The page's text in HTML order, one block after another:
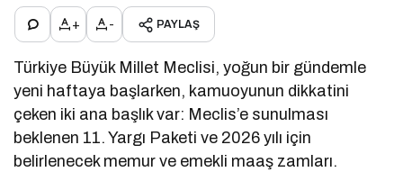
+ - PAYLAŞ
Türkiye Büyük Millet Meclisi, yoğun bir gündemle
yeni haftaya başlarken, kamuoyunun dikkatini
çeken iki ana başlık var: Meclis’e sunulması
beklenen 11. Yargı Paketi ve 2026 yılı için
belirlenecek memur ve emekli maaş zamları.